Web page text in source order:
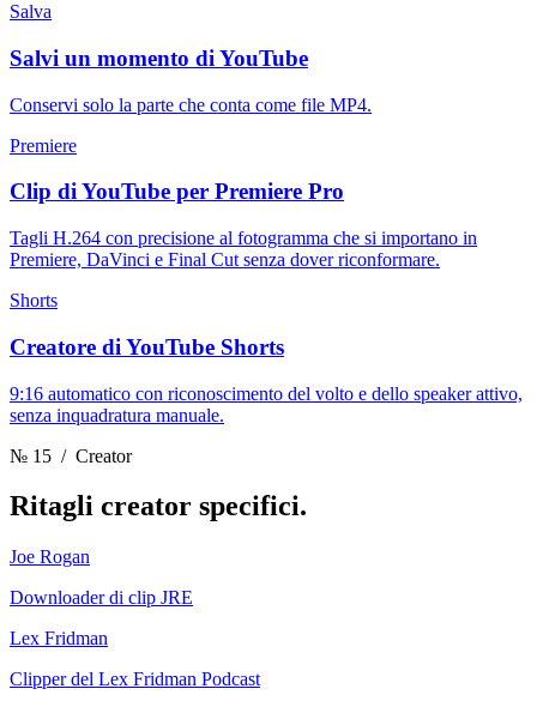
Salva
Salvi un momento di YouTube
Conservi solo la parte che conta come file MP4.
Premiere
Clip di YouTube per Premiere Pro
Tagli H.264 con precisione al fotogramma che si importano in
Premiere, DaVinci e Final Cut senza dover riconformare.
Shorts
Creatore di YouTube Shorts
9:16 automatico con riconoscimento del volto e dello speaker attivo,
senza inquadratura manuale.
№ 15 / Creator
Ritagli creator specifici.
Joe Rogan
Downloader di clip JRE
Lex Fridman
Clipper del Lex Fridman Podcast